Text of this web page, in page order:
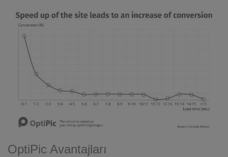
OptiPic Avantajları